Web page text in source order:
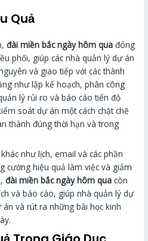
Quả
đài miền bắc ngày hôm qua đóng
phối, giúp các nhà quản lý dự án
và giao tiếp với các thành
như lập kế hoạch, phân công
lý rủi ro và báo cáo tiến độ
soát dự án một cách chặt chẽ
thành đúng thời hạn và trong
như lịch, email và các phần
cường hiệu quả làm việc và giảm
đài miền bắc ngày hôm qua còn
và báo cáo, giúp nhà quản lý dự
và rút ra những bài học kinh